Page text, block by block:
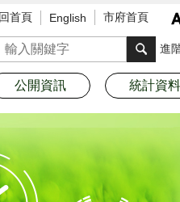
回首頁 English 市府首頁
尋 進
公開資訊 統計資料